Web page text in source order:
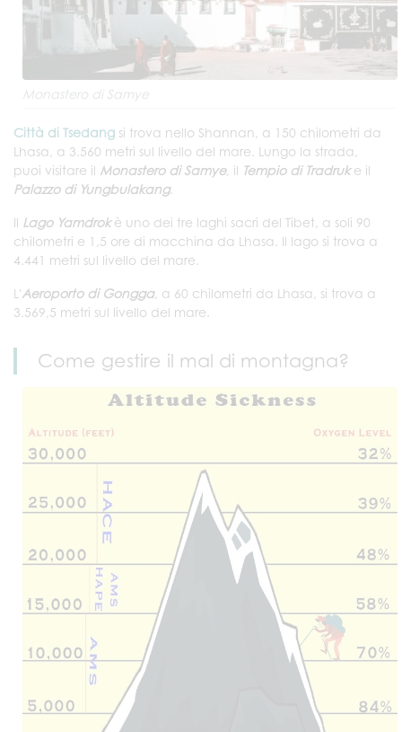
Monastero di Samye
Città di Tsedang si trova nello Shannan, a 150 chilometri da
Lhasa, a 3.560 metri sul livello del mare. Lungo la strada,
puoi visitare il Monastero di Samye, il Tempio di Tradruke il
Palazzo di Yungbulakang.
Il Lago Yamdrokè uno dei tre laghi sacri del Tibet, a soli 90
chilometri e 1,5 ore di macchina da Lhasa. Il lago si trova a
4.441 metri sul livello del mare.
L'Aeroporto di Gongga, a 60 chilometri da Lhasa, si trova a
3.569,5 metri sul livello del mare.
Come gestire il mal di montagna?